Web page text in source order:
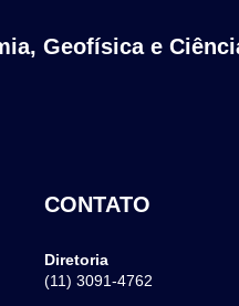
Geofísica e
CONTATO
Diretoria
(11) 3091-4762